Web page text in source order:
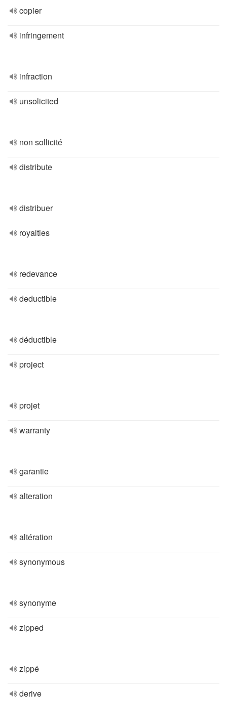
copier
infringement
infraction
unsolicited
non sollicité
distribute
distribuer
royalties
redevance
deductible
déductible
project
projet
warranty
garantie
alteration
altération
synonymous
synonyme
zipped
zippé
derive